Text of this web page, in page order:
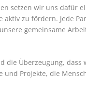
setzen wir uns dafür
zu fördern. Jede
gemeinsame
die Überzeugung, dass
und Projekte, die